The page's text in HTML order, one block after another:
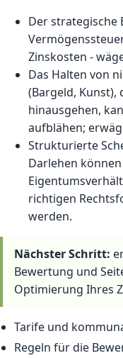
Der strategische
Zinskosten -
Das Halten von
(Bargeld, Kunst),
hinausgehen,
aufblähen;
Strukturierte
Darlehen
richtigen
werden.
Nächster Schritt:
Bewertung und
Optimierung Ihres
Tarife und
Regeln für die